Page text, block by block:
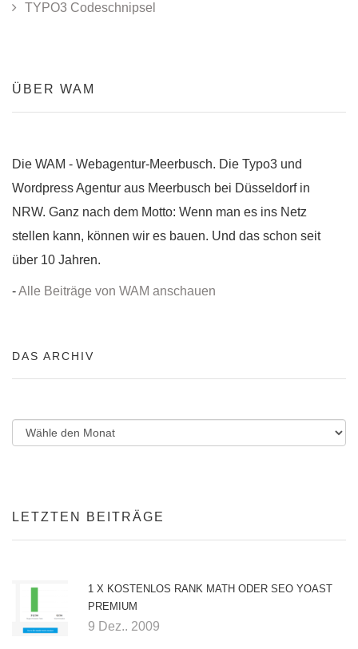
TYPO3 Codeschnipsel
ÜBER WAM
Die WAM - Webagentur-Meerbusch. Die Typo3 und
Wordpress Agentur aus Meerbusch bei Düsseldorf in
NRW. Ganz nach dem Motto: Wenn man es ins Netz
stellen kann, können wir es bauen. Und das schon seit
über 10 Jahren.
-Alle Beiträge von WAM anschauen
DAS ARCHIV
LETZTEN BEITRÄGE
1 X KOSTENLOS RANK MATH ODER SEO YOAST
PREMIUM
9 Dez.. 2009